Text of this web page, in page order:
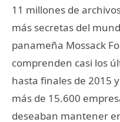
11 millones de
más secretas del
panameña Mossack
comprenden casi los
hasta finales de 2015
más de 15.600
deseaban mantener